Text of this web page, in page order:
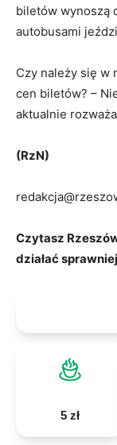
biletów wynoszą
autobusami
Czy należy się w
cen biletów? –
aktualnie
(RzN)
Czytasz
działać
5 zł